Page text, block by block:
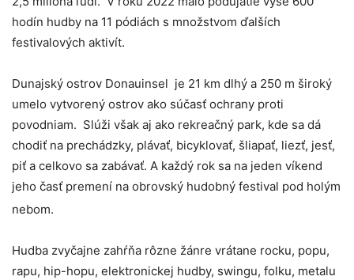
hodín hudby na 11 pódiách s množstvom ďalších
festivalových aktivít.
Dunajský ostrov Donauinsel je 21 km dlhý a 250 m široký
umelo vytvorený ostrov ako súčasť ochrany proti
povodniam. Slúži však aj ako rekreačný park, kde sa dá
chodiť na prechádzky, plávať, bicyklovať, šliapať, liezť, jesť,
piť a celkovo sa zabávať. A každý rok sa na jeden víkend
jeho časť premení na obrovský hudobný festival pod holým
nebom.
Hudba zvyčajne zahŕňa rôzne žánre vrátane rocku, popu,
rapu, hip-hopu, elektronickej hudby, swingu, folku, metalu